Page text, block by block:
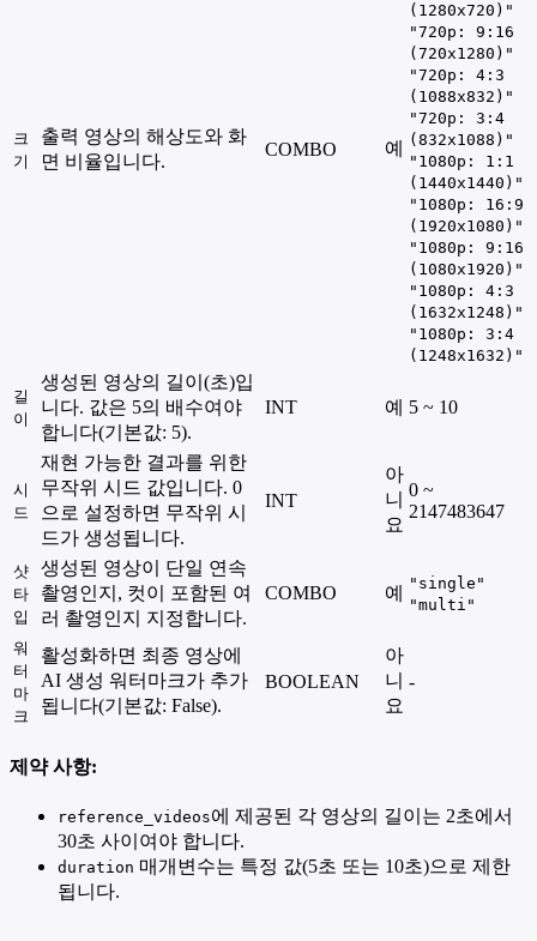
크
기
출력 영상의 해상도와 화
면 비율입니다.
COMBO 예
(1280x720)"
"720p: 9:16
(720x1280)"
"720p: 4:3
(1088x832)"
"720p: 3:4
(832x1088)"
"1080p: 1:1
(1440x1440)"
"1080p: 16:9
(1920x1080)"
"1080p: 9:16
(1080x1920)"
"1080p: 4:3
(1632x1248)"
"1080p: 3:4
(1248x1632)"
길
이
생성된 영상의 길이(초)입
니다. 값은 5의 배수여야
합니다(기본값: 5).
INT 예 5 ~ 10
시
드
재현 가능한 결과를 위한
무작위 시드 값입니다. 0
으로 설정하면 무작위 시
드가 생성됩니다.
INT
아
니
요
0 ~
2147483647
샷
타
입
생성된 영상이 단일 연속
촬영인지, 컷이 포함된 여
러 촬영인지 지정합니다.
COMBO 예
"single"
"multi"
워
터
마
크
활성화하면 최종 영상에
AI 생성 워터마크가 추가
됩니다(기본값: False).
BOOLEAN
아
니
요
-
제약 사항:
reference_videos에 제공된 각 영상의 길이는 2초에서
30초 사이여야 합니다.
duration 매개변수는 특정 값(5초 또는 10초)으로 제한
됩니다.